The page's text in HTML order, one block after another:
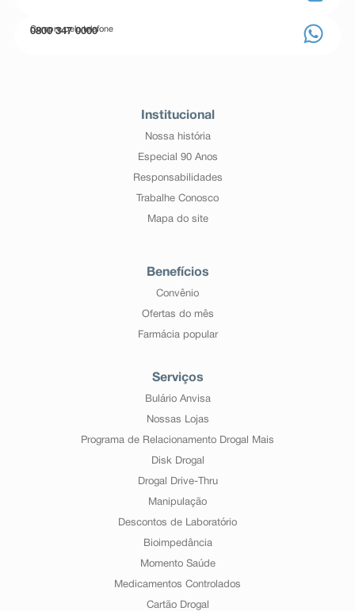
Compre pelo telefone
0800 347 0000
Institucional
Nossa história
Especial 90 Anos
Responsabilidades
Trabalhe Conosco
Mapa do site
Benefícios
Convênio
Ofertas do mês
Farmácia popular
Serviços
Bulário Anvisa
Nossas Lojas
Programa de Relacionamento Drogal Mais
Disk Drogal
Drogal Drive-Thru
Manipulação
Descontos de Laboratório
Bioimpedância
Momento Saúde
Medicamentos Controlados
Cartão Drogal